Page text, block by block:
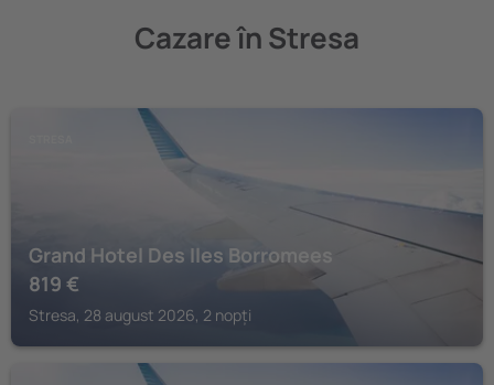
Cazare în Stresa
Grand Hotel Des Iles Borromees
819 €
Stresa, 28 august 2026, 2 nopți